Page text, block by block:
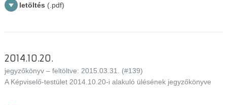
letöltés (.pdf)
2014.10.20.
jegyzőkönyv – feltöltve: 2015.03.31. (#139)
A Képviselő-testület 2014.10.20-i alakuló ülésének jegyzőkönyve